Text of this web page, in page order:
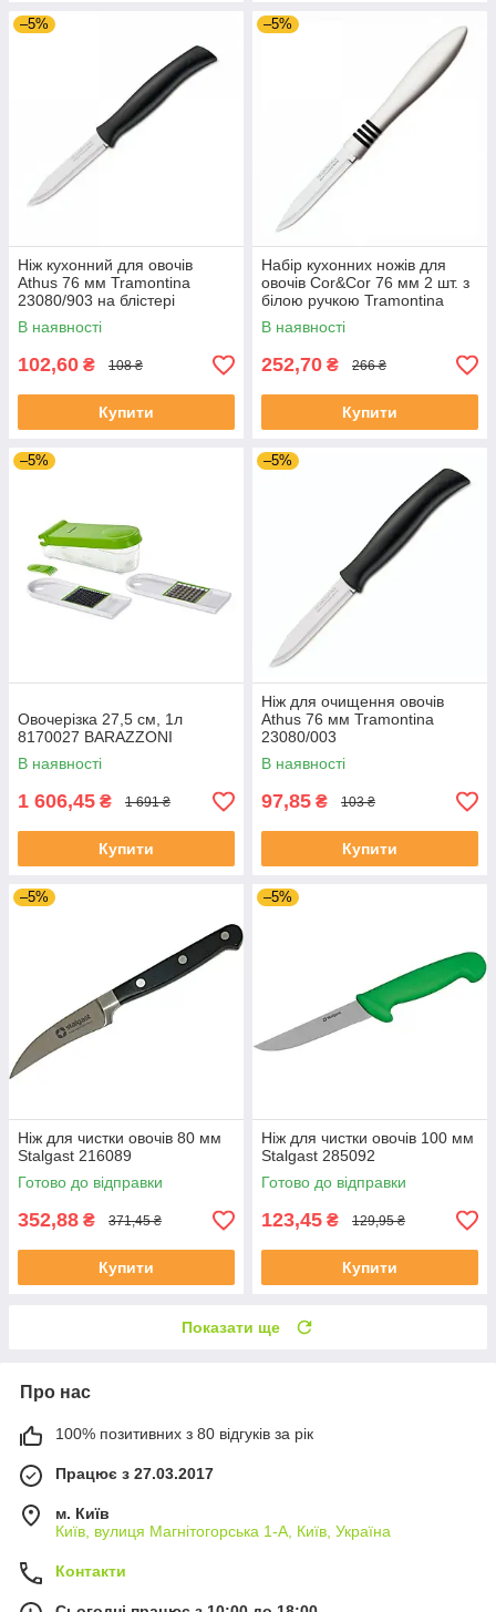
–5%
Ніж кухонний для овочів
Athus 76 мм Tramontina
23080/903 на блістері
В наявності
102,60 ₴ 108 ₴
Купити
–5%
Набір кухонних ножів для
овочів Cor&Cor 76 мм 2 шт. з
білою ручкою Tramontina
23461/283
В наявності
252,70 ₴ 266 ₴
Купити
–5%
Овочерізка 27,5 см, 1л
8170027 BARAZZONI
В наявності
1 606,45 ₴ 1 691 ₴
Купити
–5%
Ніж для очищення овочів
Athus 76 мм Tramontina
23080/003
В наявності
97,85 ₴ 103 ₴
Купити
–5%
Ніж для чистки овочів 80 мм
Stalgast 216089
Готово до відправки
352,88 ₴ 371,45 ₴
Купити
–5%
Ніж для чистки овочів 100 мм
Stalgast 285092
Готово до відправки
123,45 ₴ 129,95 ₴
Купити
Показати ще
Про нас
100% позитивних з 80 відгуків за рік
Працює з 27.03.2017
м. Київ
Київ, вулиця Магнітогорська 1-А, Київ, Україна
Контакти